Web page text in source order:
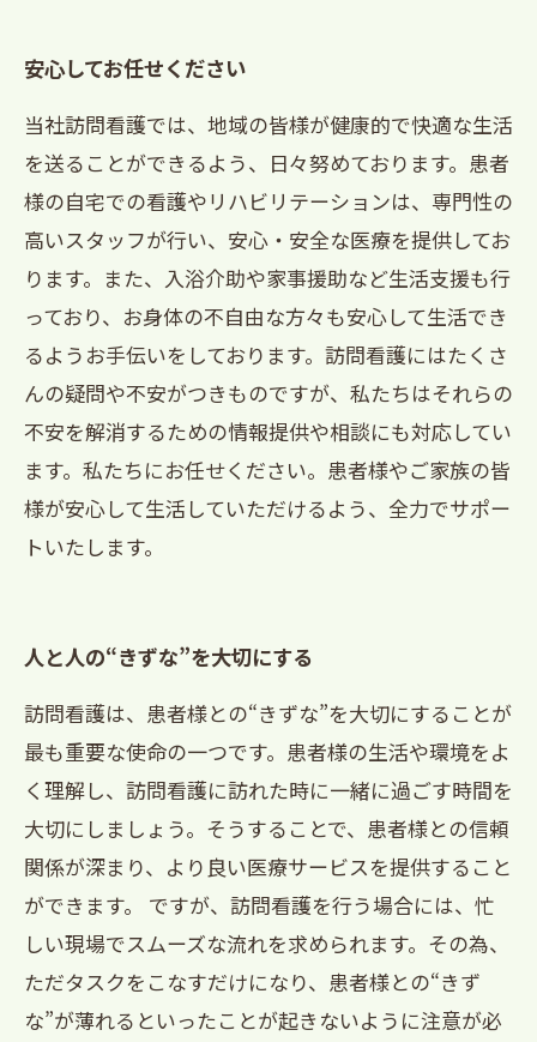
安心してお任せください
当社訪問看護では、地域の皆様が健康的で快適な生活
を送ることができるよう、日々努めております。患者
様の自宅での看護やリハビリテーションは、専門性の
高いスタッフが行い、安心・安全な医療を提供してお
ります。また、入浴介助や家事援助など生活支援も行
っており、お身体の不自由な方々も安心して生活でき
るようお手伝いをしております。訪問看護にはたくさ
んの疑問や不安がつきものですが、私たちはそれらの
不安を解消するための情報提供や相談にも対応してい
ます。私たちにお任せください。患者様やご家族の皆
様が安心して生活していただけるよう、全力でサポー
トいたします。
人と人の“きずな”を大切にする
訪問看護は、患者様との“きずな”を大切にすることが
最も重要な使命の一つです。患者様の生活や環境をよ
く理解し、訪問看護に訪れた時に一緒に過ごす時間を
大切にしましょう。そうすることで、患者様との信頼
関係が深まり、より良い医療サービスを提供すること
ができます。 ですが、訪問看護を行う場合には、忙
しい現場でスムーズな流れを求められます。その為、
ただタスクをこなすだけになり、患者様との“きず
な”が薄れるといったことが起きないように注意が必